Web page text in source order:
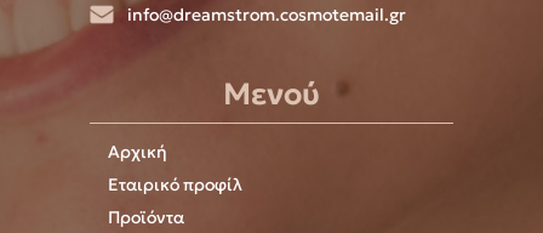
info@dreamstrom.cosmotemail.gr
Μενού
Αρχική
Εταιρικό προφίλ
Προϊόντα